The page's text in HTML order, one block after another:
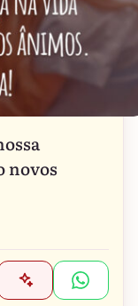
novos